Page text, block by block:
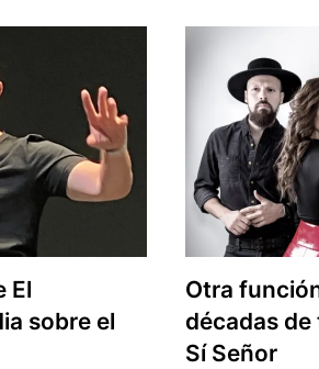
El
sobre el
Otra
décadas
Sí Señor